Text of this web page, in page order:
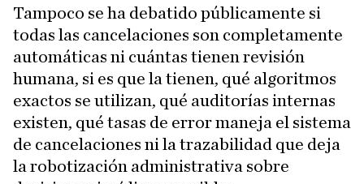
Tampoco se ha debatido públicamente si
todas las cancelaciones son completamente
automáticas ni cuántas tienen revisión
humana, si es que la tienen, qué algoritmos
exactos se utilizan, qué auditorías internas
existen, qué tasas de error maneja el sistema
de cancelaciones ni la trazabilidad que deja
la robotización administrativa sobre